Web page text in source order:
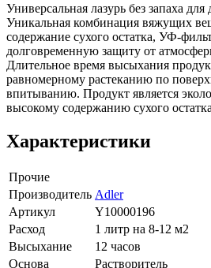
Универсальная лазурь без запаха
Уникальная комбинация вяжущих
содержание сухого остатка, УФ-
долговременную защиту от
Длительное время высыхания
равномерному растеканию по
впитыванию. Продукт является
высокому содержанию сухого
Характеристики
Прочие
Производитель Adler
Артикул
Y10000196
Расход
1 литр на 8-12 м2
Высыхание
12 часов
Основа
Растворитель